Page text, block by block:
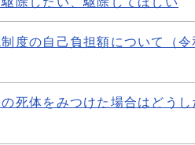
度の自己負担額について（
死体をみつけた場合はどう